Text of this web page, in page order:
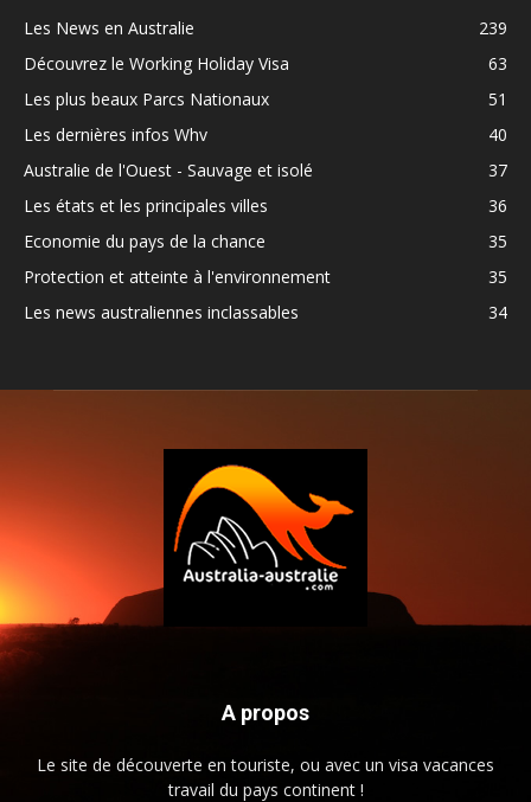
Les News en Australie
239
Découvrez le Working Holiday Visa
63
Les plus beaux Parcs Nationaux
51
Les dernières infos Whv
40
Australie de l'Ouest - Sauvage et isolé
37
Les états et les principales villes
36
Economie du pays de la chance
35
Protection et atteinte à l'environnement
35
Les news australiennes inclassables
34
A propos
Le site de découverte en touriste, ou avec un visa vacances
travail du pays continent !